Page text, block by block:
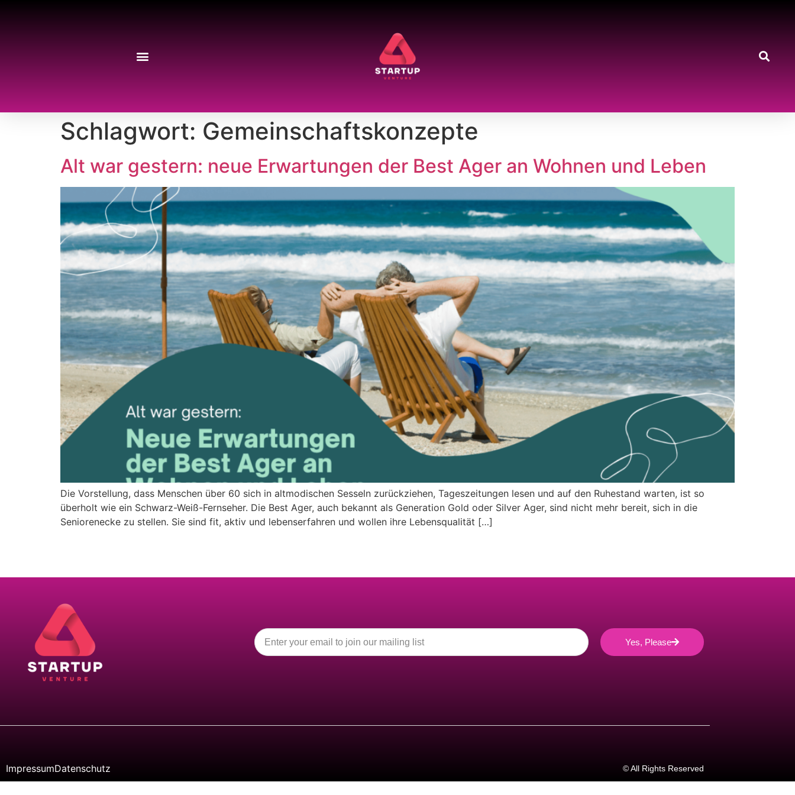
Schlagwort: Gemeinschaftskonzepte
Alt war gestern: neue Erwartungen der Best Ager an Wohnen und Leben
Die Vorstellung, dass Menschen über 60 sich in altmodischen Sesseln zurückziehen, Tageszeitungen lesen und auf den Ruhestand warten, ist so
überholt wie ein Schwarz-Weiß-Fernseher. Die Best Ager, auch bekannt als Generation Gold oder Silver Ager, sind nicht mehr bereit, sich in die
Seniorenecke zu stellen. Sie sind fit, aktiv und lebenserfahren und wollen ihre Lebensqualität […]
Yes, Please
ImpressumDatenschutz © All Rights Reserved